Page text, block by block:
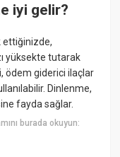
iyi gelir?
ettiğinizde,
yüksekte tutarak
ödem giderici ilaçlar
Dinlenme,
fayda sağlar.
burada okuyun: